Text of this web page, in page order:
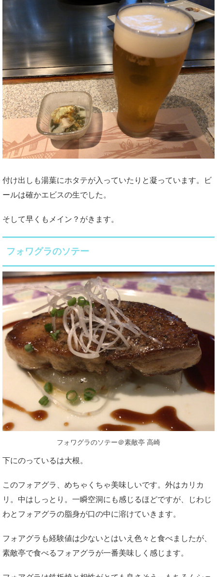
付け出しも湯葉にホタテが入っていたりと凝っています。ビ
ールは確かエビスの生でした。
そして早くもメイン？がきます。
フォワグラのソテー
フォワグラのソテー＠素敵亭 高崎
下にのっているは大根。
このフォアグラ、めちゃくちゃ美味しいです。外はカリカ
リ。中はしっとり。一瞬空洞にも感じるほどですが、じわじ
わとフォアグラの脂身が口の中に溶けていきます。
フォアグラも経験値は少ないとはいえ色々と食べましたが、
素敵亭で食べるフォアグラが一番美味しく感じます。